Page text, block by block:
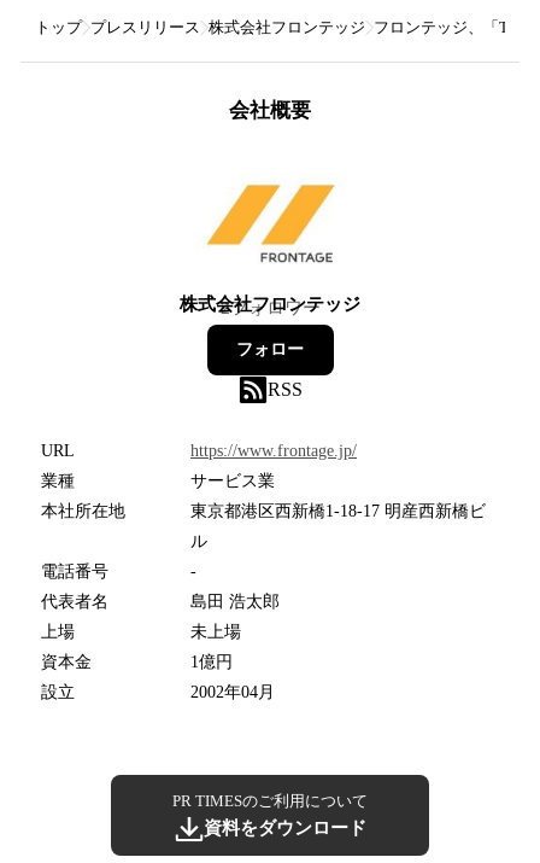
トップ プレスリリース 株式会社フロンテッジ フロンテッジ、「The
会社概要
株式会社フロンテッジ
2フォロワー
フォロー
RSS
URL
https://www.frontage.jp/
業種
サービス業
本社所在地
東京都港区西新橋1-18-17 明産西新橋ビ
ル
電話番号
-
代表者名
島田 浩太郎
上場
未上場
資本金
1億円
設立
2002年04月
PR TIMESのご利用について
資料をダウンロード